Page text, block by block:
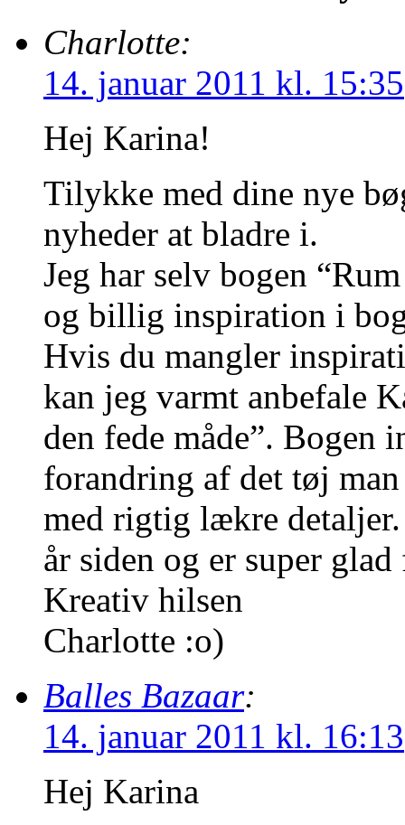
Charlotte:
14. januar 2011 kl. 15:35
Hej Karina!
Tilykke med dine nye
nyheder at bladre i.
Jeg har selv bogen
og billig inspiration i
Hvis du mangler
kan jeg varmt anbefale
den fede måde”. Bogen
forandring af det tøj
med rigtig lækre
år siden og er super
Kreativ hilsen
Charlotte :o)
Balles Bazaar:
14. januar 2011 kl. 16:13
Hej Karina